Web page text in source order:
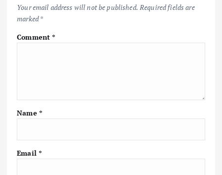
Your email address will not be published. Required fields are
marked*
Comment*
Name *
Email *